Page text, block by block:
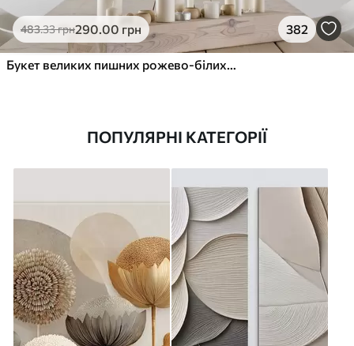
483.33грн290.00 грн 382
Букет великих пишних рожево-білих квітів півонії із зеленим листям на м’якому розмитому фоні
ПОПУЛЯРНІ КАТЕГОРІЇ